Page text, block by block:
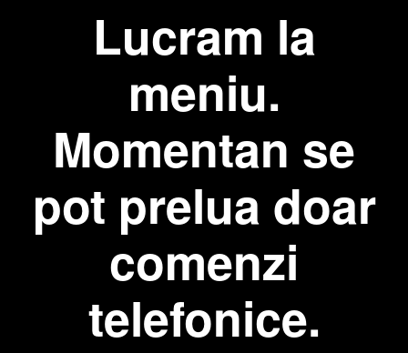
Lucram la
meniu.
Momentan se
pot prelua doar
comenzi
telefonice.